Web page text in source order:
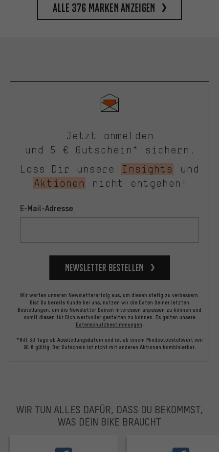
Alle 376 Marken anzeigen
Jetzt anmelden
und 5 € Gutschein* sichern.
Lass Dir unsere
Insights
und
Aktionen
nicht entgehen!
E-Mail-Adresse
Newsletter bestellen
Wir werten unseren Newslettererfolg aus, um diesen stetig zu verbessern.
Bist Du bereits Kunde bei uns, nutzen wir die Daten Deiner letzten
Bestellungen, um die Newsletter Deinen Interessen anpassen zu können und
somit diesen für Dich wertvoller gestalten zu können. Es gelten unsere
Datenschutzbestimmungen.
*Gilt 30 Tage ab Ausstellungsdatum und ist ab einem Mindestbestellwert von
60 € gültig. Der Gutschein ist nicht mit anderen Aktionen kombinierbar.
WIR TUN ALLES DAFÜR, DASS DU BEKOMMST,
WAS DEIN BIKE BRAUCHT